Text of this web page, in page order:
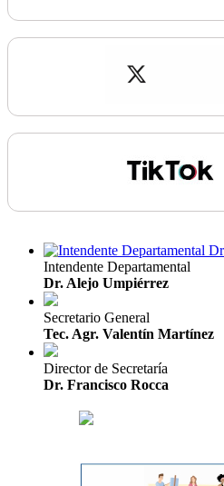
Intendente Departamental
Dr. Alejo Umpiérrez
Secretario General
Tec. Agr. Valentín Martínez
Director de Secretaría
Dr. Francisco Rocca